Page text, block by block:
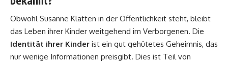
Obwohl Susanne Klatten in der Öffentlichkeit steht, bleibt
das Leben ihrer Kinder weitgehend im Verborgenen. Die
Identität ihrer Kinder ist ein gut gehütetes Geheimnis, das
nur wenige Informationen preisgibt. Dies ist Teil von